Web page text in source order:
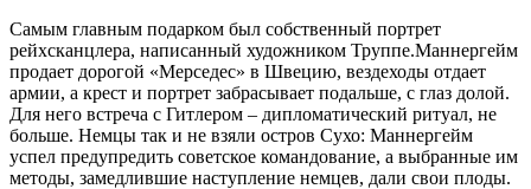
Самым главным подарком был собственный портрет
рейхсканцлера, написанный художником Труппе.Маннергейм
продает дорогой «Мерседес» в Швецию, вездеходы отдает
армии, а крест и портрет забрасывает подальше, с глаз долой.
Для него встреча с Гитлером – дипломатический ритуал, не
больше. Немцы так и не взяли остров Сухо: Маннергейм
успел предупредить советское командование, а выбранные им
методы, замедлившие наступление немцев, дали свои плоды.